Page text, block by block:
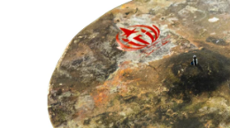
hvězdiček.